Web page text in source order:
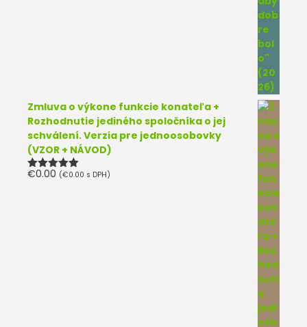
Zmluva o výkone funkcie konateľa +
Rozhodnutie jediného spoločníka o jej
schválení. Verzia pre jednoosobovky
(VZOR + NÁVOD)
Hodnotenie
€0.00 (€0.00 s DPH)